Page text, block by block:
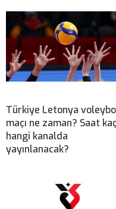
Türkiye Letonya
maçı ne zaman? Saat
hangi kanalda
yayınlanacak?